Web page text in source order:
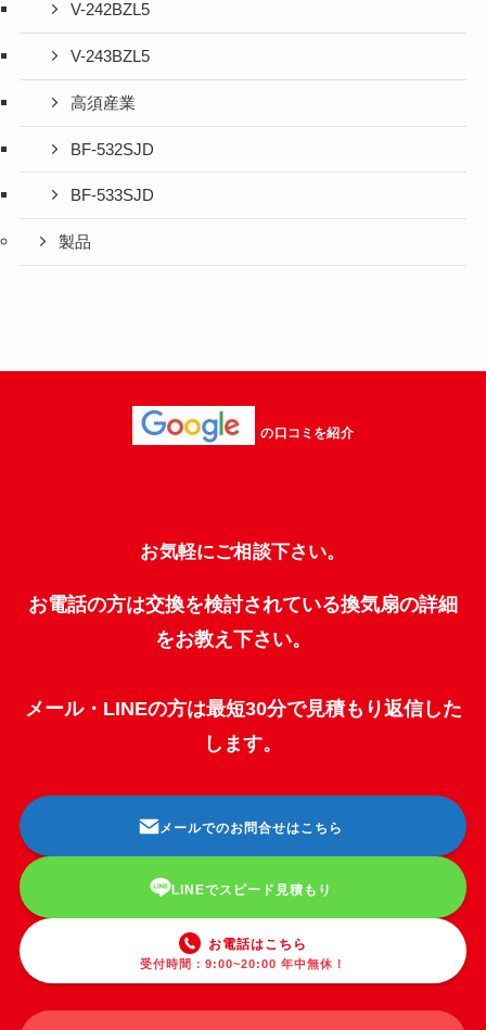
V-242BZL5
V-243BZL5
高須産業
BF-532SJD
BF-533SJD
製品
の口コミを紹介
お気軽にご相談下さい。
お電話の方は交換を検討されている換気扇の詳細
をお教え下さい。
メール・LINEの方は最短30分で見積もり返信した
します。
メールでのお問合せはこちら
LINEでスピード見積もり
お電話はこちら
受付時間：9:00~20:00 年中無休！